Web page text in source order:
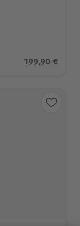
Aktueller
199,90 €